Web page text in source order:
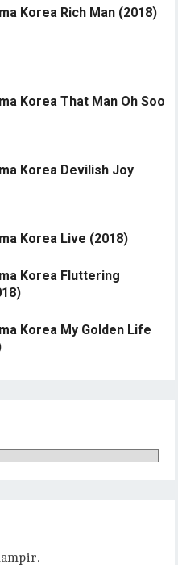
Korea Rich Man (2018)
Korea That Man Oh Soo
Korea Devilish Joy
Korea Live (2018)
Korea Fluttering
Korea My Golden Life